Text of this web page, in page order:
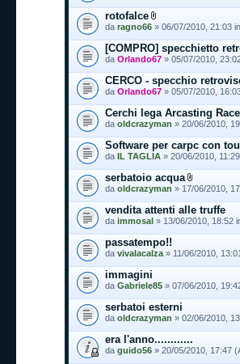
rotofalce
da ragno66 » 06/07/2010, 21:03 in
[COMPRO] specchietto
da Orlando67 » 05/07/2010,
CERCO - specchio
da Orlando67 » 05/07/2010,
Cerchi lega Arcasting
da oldcrazyman » 20/06/2010,
Software per carpc con
da IL TAGLIA » 20/06/2010,
serbatoio acqua
da oldcrazyman » 17/06/2010,
vendita attenti alle truffe
da immosal » 13/06/2010, 18:52
passatempo!!
da vivalacalza » 11/06/2010,
immagini
da Gabriele85 » 07/06/2010,
serbatoi esterni
da oldcrazyman » 02/06/2010,
era l'anno............
da guido56 » 20/05/2010, 17:47